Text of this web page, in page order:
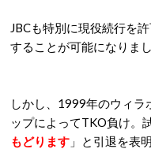
JBCも特別に現役続行を
することが可能になりまし
しかし、1999年のウィラ
ップによってTKO負け。
もどります 」と引退を表明